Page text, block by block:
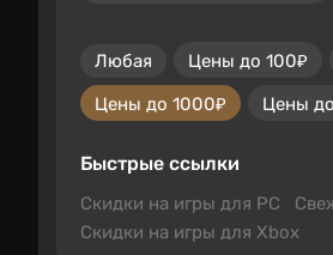
Любая Цены до 100₽
Цены до 1000₽
Цены
Быстрые ссылки
Скидки на игры для PC
Скидки на игры для Xbox